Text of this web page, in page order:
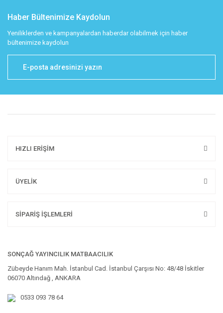
Haber Bültenimize Kaydolun
Yeniliklerden ve kampanyalardan haberdar olabilmek için haber
bültenimize kaydolun
HIZLI ERİŞİM
ÜYELİK
SİPARİŞ İŞLEMLERİ
SONÇAĞ YAYINCILIK MATBAACILIK
Zübeyde Hanım Mah. İstanbul Cad. İstanbul Çarşısı No: 48/48 İskitler
06070 Altındağ , ANKARA
0533 093 78 64